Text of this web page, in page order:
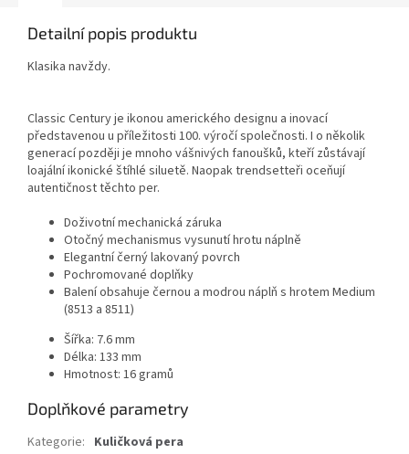
Detailní popis produktu
Klasika navždy.
Classic Century je ikonou amerického designu a inovací
představenou u příležitosti 100. výročí společnosti. I o několik
generací později je mnoho vášnivých fanoušků, kteří zůstávají
loajální ikonické štíhlé siluetě. Naopak trendsetteři oceňují
autentičnost těchto per.
Doživotní mechanická záruka
Otočný mechanismus vysunutí hrotu náplně
Elegantní černý lakovaný povrch
Pochromované doplňky
Balení obsahuje černou a modrou náplň s hrotem Medium
(8513 a 8511)
Šířka: 7.6 mm
Délka: 133 mm
Hmotnost: 16 gramů
Doplňkové parametry
Kategorie: Kuličková pera